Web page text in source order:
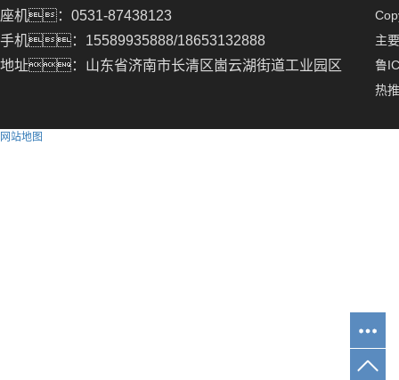
座机：0531-87438123
手机：15589935888/18653132888
地址：山东省济南市长清区崮云湖街道工业园区
主
鲁
热
网站地图